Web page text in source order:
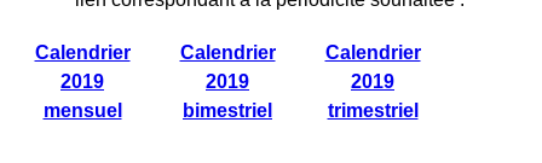
Calendrier
2019
mensuel
Calendrier
2019
bimestriel
Calendrier
2019
trimestriel